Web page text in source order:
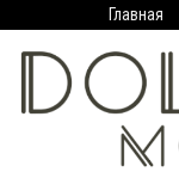
Главная